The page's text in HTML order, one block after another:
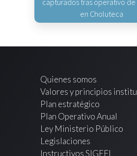
capturados tras operativo de
en Choluteca
Quienes somos
Valores y principios
Plan estratégico
Plan Operativo Anual
Ley Ministerio Público
Legislaciones
Instructivos SIGEFI